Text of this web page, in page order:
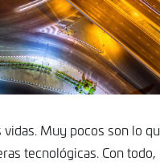
Muy pocos son lo
tecnológicas. Con